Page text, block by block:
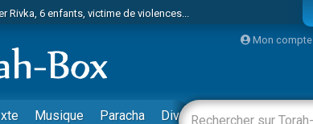
6 enfants, victime de violences...
Mon compte
Musique Paracha Divertissements Livres